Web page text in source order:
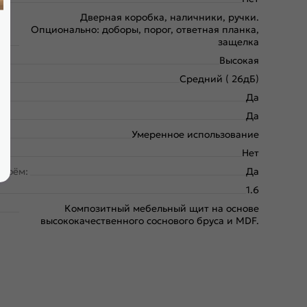
Дверная коробка, наличники, ручки.
Опционально: доборы, порог, ответная планка,
защелка
Высокая
Средний ( 26дБ)
Да
Да
Умеренное использование
Нет
Да
1.6
Композитный мебельный щит на основе
высококачественного соснового бруса и MDF.